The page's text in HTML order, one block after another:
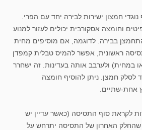
חמצון ישירות לבירה יחד עם הפרי.
וחומצה אסקורבית יכולים לעזור למנוע
בבירה. לדוגמה, אם מוסיפים מחית
ראשונית, אפשר להמיס טבלית קמפדן
במחית) ולערבב אותה בעדינות. זה ישחרר
לסלק חמצן. ניתן להוסיף חומצה
אחת-שתיים.
לקראת סוף התסיסה (כאשר עדיין יש
האחרון של התסיסה יתרחש על